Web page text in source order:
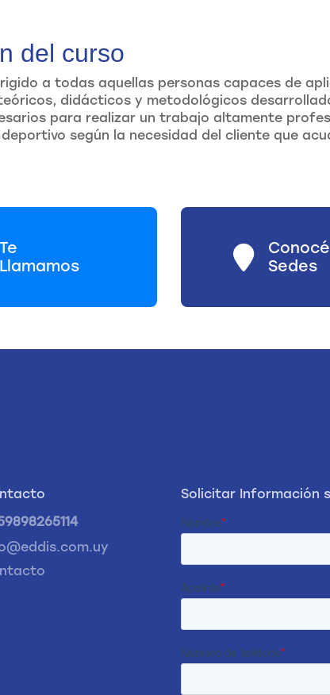
del curso
a todas aquellas personas capaces de
didácticos y metodológicos
para realizar un trabajo altamente
según la necesidad del cliente que
Te
Llamamos
Sedes
Solicitar Información